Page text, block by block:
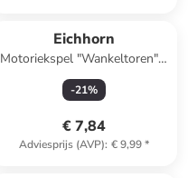
Eichhorn
Motoriekspel "Wankeltoren" -
vanaf 5 jaar
-21%
€ 7,84
Adviesprijs (AVP): € 9,99*